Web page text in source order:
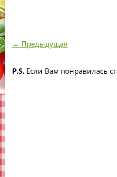
← Предыдущая
P.S. Если Вам понравилась